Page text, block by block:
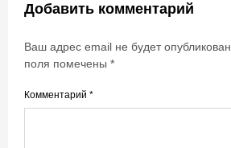
Добавить комментарий
Ваш адрес email не будет опубликован.
поля помечены *
Комментарий *